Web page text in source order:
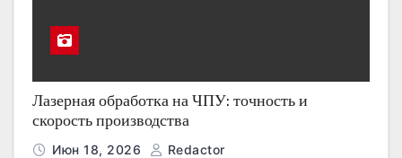
Лазерная обработка на ЧПУ: точность и
скорость производства
Июн 18, 2026 Redactor